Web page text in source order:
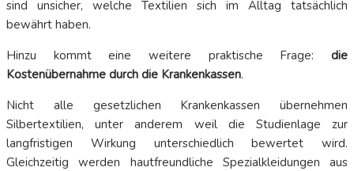
sind unsicher, welche Textilien sich im Alltag tatsächlich
bewährt haben.
Hinzu kommt eine weitere praktische Frage: die
Kostenübernahme durch die Krankenkassen.
Nicht alle gesetzlichen Krankenkassen übernehmen
Silbertextilien, unter anderem weil die Studienlage zur
langfristigen Wirkung unterschiedlich bewertet wird.
Gleichzeitig werden hautfreundliche Spezialkleidungen aus